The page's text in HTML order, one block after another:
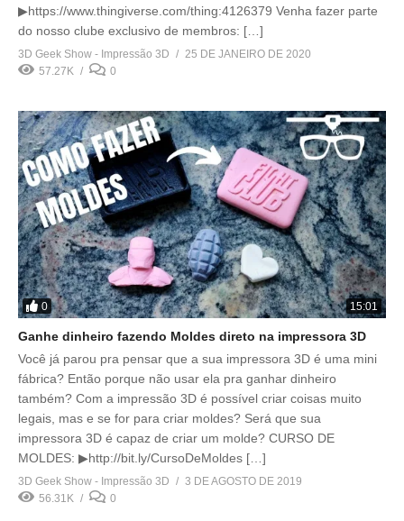
▶https://www.thingiverse.com/thing:4126379 Venha fazer parte
do nosso clube exclusivo de membros: […]
3D Geek Show - Impressão 3D
25 DE JANEIRO DE 2020
57.27K
0
0 15:01
Ganhe dinheiro fazendo Moldes direto na impressora 3D
Você já parou pra pensar que a sua impressora 3D é uma mini
fábrica? Então porque não usar ela pra ganhar dinheiro
também? Com a impressão 3D é possível criar coisas muito
legais, mas e se for para criar moldes? Será que sua
impressora 3D é capaz de criar um molde? CURSO DE
MOLDES: ▶http://bit.ly/CursoDeMoldes […]
3D Geek Show - Impressão 3D
3 DE AGOSTO DE 2019
56.31K
0